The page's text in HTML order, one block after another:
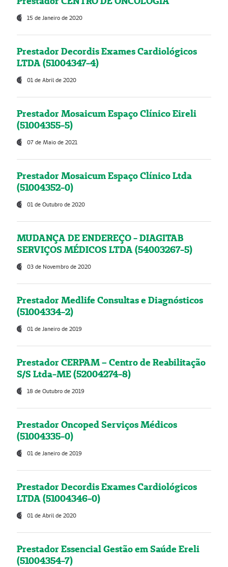
15 de Janeiro de 2020
Prestador Decordis Exames Cardiológicos
LTDA (51004347-4)
01 de Abril de 2020
Prestador Mosaicum Espaço Clínico Eireli
(51004355-5)
07 de Maio de 2021
Prestador Mosaicum Espaço Clínico Ltda
(51004352-0)
01 de Outubro de 2020
MUDANÇA DE ENDEREÇO - DIAGITAB
SERVIÇOS MÉDICOS LTDA (54003267-5)
03 de Novembro de 2020
Prestador Medlife Consultas e Diagnósticos
(51004334-2)
01 de Janeiro de 2019
Prestador CERPAM – Centro de Reabilitação
S/S Ltda-ME (52004274-8)
18 de Outubro de 2019
Prestador Oncoped Serviços Médicos
(51004335-0)
01 de Janeiro de 2019
Prestador Decordis Exames Cardiológicos
LTDA (51004346-0)
01 de Abril de 2020
Prestador Essencial Gestão em Saúde Ereli
(51004354-7)